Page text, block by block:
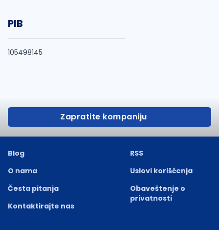
PIB
105498145
Zapratite kompaniju
Blog
O nama
Česta pitanja
Kontaktirajte nas
RSS
Uslovi korišćenja
Obaveštenje o
privatnosti